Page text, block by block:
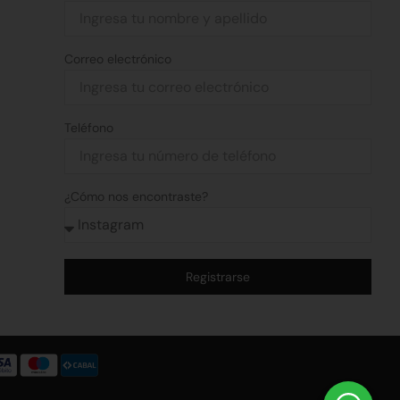
Correo electrónico
Teléfono
¿Cómo nos encontraste?
Registrarse